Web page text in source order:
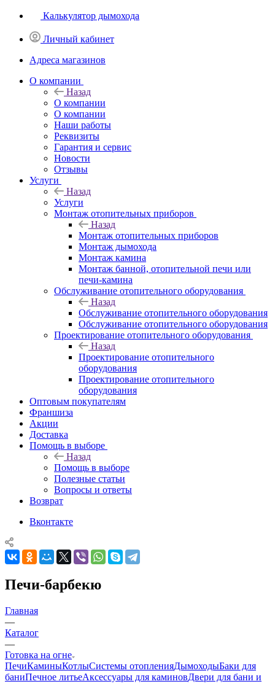
Калькулятор дымохода
Личный кабинет
Адреса магазинов
O компании
Назад
O компании
О компании
Наши работы
Реквизиты
Гарантия и сервис
Новости
Отзывы
Услуги
Назад
Услуги
Монтаж отопительных приборов
Назад
Монтаж отопительных приборов
Монтаж дымохода
Монтаж камина
Монтаж банной, отопительной печи или
печи-камина
Обслуживание отопительного оборудования
Назад
Обслуживание отопительного оборудования
Обслуживание отопительного оборудования
Проектирование отопительного оборудования
Назад
Проектирование отопительного
оборудования
Проектирование отопительного
оборудования
Оптовым покупателям
Франшиза
Акции
Доставка
Помощь в выборе
Назад
Помощь в выборе
Полезные статьи
Вопросы и ответы
Возврат
Вконтакте
Печи-барбекю
Главная
—
Каталог
—
Готовка на огне
ПечиКаминыКотлыСистемы отопленияДымоходыБаки для
баниПечное литьеАксессуары для каминовДвери для бани и